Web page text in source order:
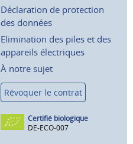
Déclaration de protection
des données
Elimination des piles et des
appareils électriques
À notre sujet
Révoquer le contrat
Certifié biologique
DE-ECO-007